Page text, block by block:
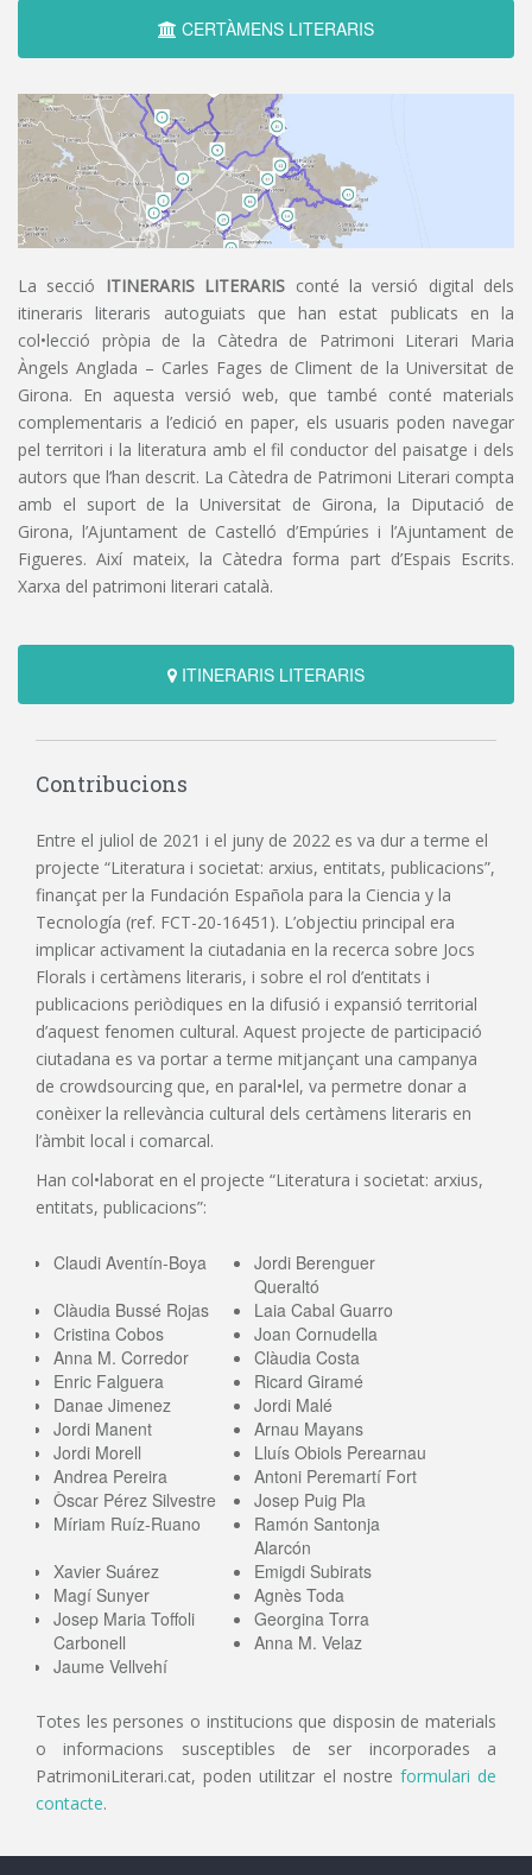
CERTÀMENS LITERARIS
La secció ITINERARIS LITERARIS conté la versió digital dels
itineraris literaris autoguiats que han estat publicats en la
col•lecció pròpia de la Càtedra de Patrimoni Literari Maria
Àngels Anglada – Carles Fages de Climent de la Universitat de
Girona. En aquesta versió web, que també conté materials
complementaris a l’edició en paper, els usuaris poden navegar
pel territori i la literatura amb el fil conductor del paisatge i dels
autors que l’han descrit. La Càtedra de Patrimoni Literari compta
amb el suport de la Universitat de Girona, la Diputació de
Girona, l’Ajuntament de Castelló d’Empúries i l’Ajuntament de
Figueres. Així mateix, la Càtedra forma part d’Espais Escrits.
Xarxa del patrimoni literari català.
ITINERARIS LITERARIS
Contribucions
Entre el juliol de 2021 i el juny de 2022 es va dur a terme el
projecte “Literatura i societat: arxius, entitats, publicacions”,
finançat per la Fundación Española para la Ciencia y la
Tecnología (ref. FCT-20-16451). L’objectiu principal era
implicar activament la ciutadania en la recerca sobre Jocs
Florals i certàmens literaris, i sobre el rol d’entitats i
publicacions periòdiques en la difusió i expansió territorial
d’aquest fenomen cultural. Aquest projecte de participació
ciutadana es va portar a terme mitjançant una campanya
de crowdsourcing que, en paral•lel, va permetre donar a
conèixer la rellevància cultural dels certàmens literaris en
l’àmbit local i comarcal.
Han col•laborat en el projecte “Literatura i societat: arxius,
entitats, publicacions”:
Claudi Aventín-Boya
Jordi Berenguer
Queraltó
Clàudia Bussé Rojas
Laia Cabal Guarro
Cristina Cobos
Joan Cornudella
Anna M. Corredor
Clàudia Costa
Enric Falguera
Ricard Giramé
Danae Jimenez
Jordi Malé
Jordi Manent
Arnau Mayans
Jordi Morell
Lluís Obiols Perearnau
Andrea Pereira
Antoni Peremartí Fort
Òscar Pérez Silvestre
Josep Puig Pla
Míriam Ruíz-Ruano
Ramón Santonja
Alarcón
Xavier Suárez
Emigdi Subirats
Magí Sunyer
Agnès Toda
Josep Maria Toffoli
Carbonell
Georgina Torra
Anna M. Velaz
Jaume Vellvehí
Totes les persones o institucions que disposin de materials
o informacions susceptibles de ser incorporades a
PatrimoniLiterari.cat, poden utilitzar el nostre formulari de
contacte.